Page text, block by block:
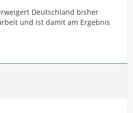
Deutschland bisher
und ist damit am Ergebnis